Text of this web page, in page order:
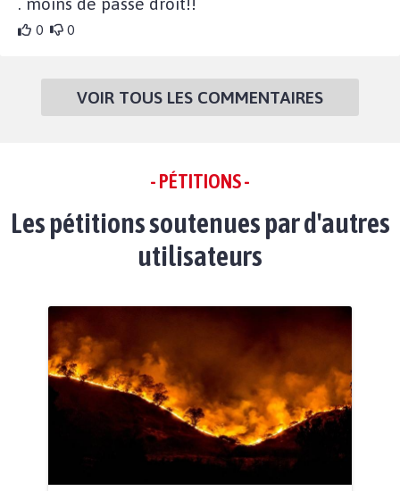
. moins de passe droit!!
0 0
VOIR TOUS LES COMMENTAIRES
- PÉTITIONS -
Les pétitions soutenues par d'autres
utilisateurs